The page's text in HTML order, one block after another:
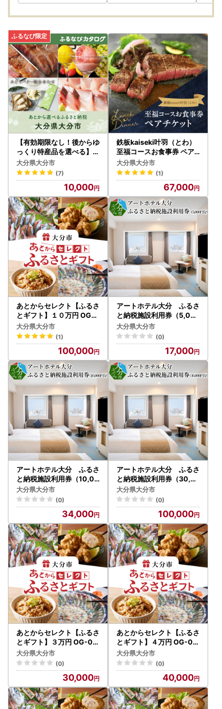
【有効期限なし！後からゆ
っくり特産品を選べる】大
分県大分市カタログポイン
ト
大分県大分市
(7)
10,000
鉄板kaiseki叶羽（とわ）
至福コースお食事券 ペア
チケット P01063
大分県大分市
(1)
67,000
あとからセレクト【ふるさ
とギフト】１０万円 OG-0
10
大分県大分市
(1)
100,000
アートホテル大分 ふるさ
と納税施設利用券（5,00
0円分） O01012
大分県大分市
(0)
17,000
アートホテル大分 ふるさ
と納税施設利用券（10,00
0円分） O01013
大分県大分市
(0)
34,000
アートホテル大分 ふるさ
と納税施設利用券（30,0
00円分） O01014
大分県大分市
(0)
100,000
あとからセレクト【ふるさ
とギフト】３万円 OG-00
3
大分県大分市
(0)
30,000
あとからセレクト【ふるさ
とギフト】４万円 OG-00
4
大分県大分市
(0)
40,000